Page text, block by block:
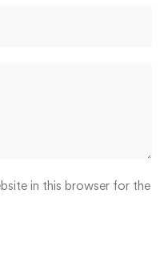
in this browser for the